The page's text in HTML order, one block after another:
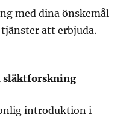
med dina önskemål
att erbjuda.
släktforskning
introduktion i